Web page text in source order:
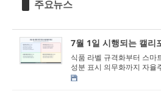
주요뉴스
7월 1일 시행되는 캘리
식품 라벨 규격화부터 스마
성분 표시 의무화까지 자율
개조 금지… 교육 현장선 ...